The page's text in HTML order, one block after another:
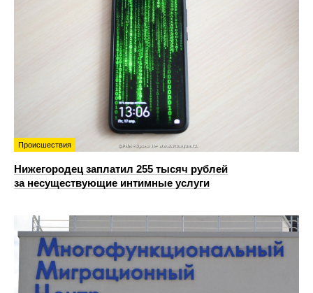
Происшествия
Нижегородец заплатил 255 тысяч рублей
за несуществующие интимные услуги